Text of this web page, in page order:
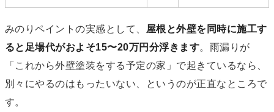
みのりペイントの実感として、 屋根と外壁を同時に施工す
ると足場代がおよそ15〜20万円分浮きます。雨漏りが
「これから外壁塗装をする予定の家」で起きているなら、
別々にやるのはもったいない、というのが正直なところで
す。